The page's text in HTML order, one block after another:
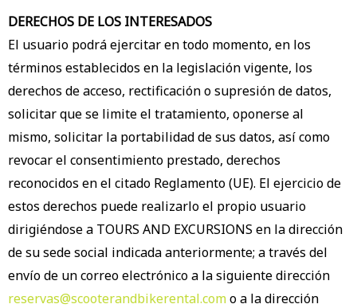
DERECHOS DE LOS INTERESADOS
El usuario podrá ejercitar en todo momento, en los
términos establecidos en la legislación vigente, los
derechos de acceso, rectificación o supresión de datos,
solicitar que se limite el tratamiento, oponerse al
mismo, solicitar la portabilidad de sus datos, así como
revocar el consentimiento prestado, derechos
reconocidos en el citado Reglamento (UE). El ejercicio de
estos derechos puede realizarlo el propio usuario
dirigiéndose a TOURS AND EXCURSIONS en la dirección
de su sede social indicada anteriormente; a través del
envío de un correo electrónico a la siguiente dirección
reservas@scooterandbikerental.como a la dirección